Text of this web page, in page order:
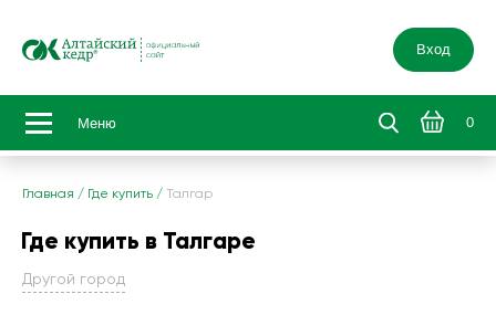
Вход
Меню 0
Главная / Где купить / Талгар
Где купить в Талгаре
Другой город